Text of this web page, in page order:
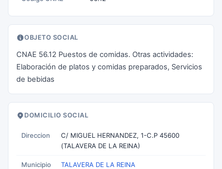
OBJETO SOCIAL
CNAE 56.12 Puestos de comidas. Otras actividades:
Elaboración de platos y comidas preparados, Servicios
de bebidas
DOMICILIO SOCIAL
Direccion
C/ MIGUEL HERNANDEZ, 1-C.P 45600
(TALAVERA DE LA REINA)
Municipio TALAVERA DE LA REINA